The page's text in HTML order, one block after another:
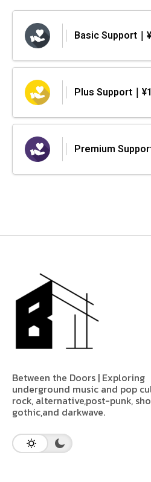
Basic Support｜
Plus Support｜
Premium
Between the Doors | Exploring
underground music and pop
rock, alternative,post-punk,
gothic,and darkwave.